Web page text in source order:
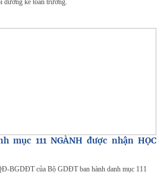
dưỡng kế toán trưởng.
mục 111 NGÀNH được nhận HỌC
BGDĐT của Bộ GDĐT ban hành danh mục 111